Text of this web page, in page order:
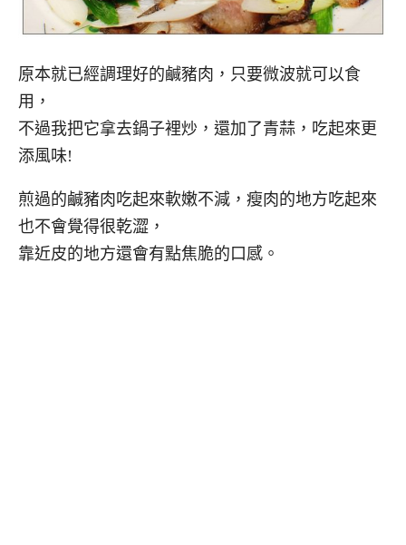
原本就已經調理好的鹹豬肉，只要微波就可以食
用，
不過我把它拿去鍋子裡炒，還加了青蒜，吃起來更
添風味!
煎過的鹹豬肉吃起來軟嫩不減，瘦肉的地方吃起來
也不會覺得很乾澀，
靠近皮的地方還會有點焦脆的口感。